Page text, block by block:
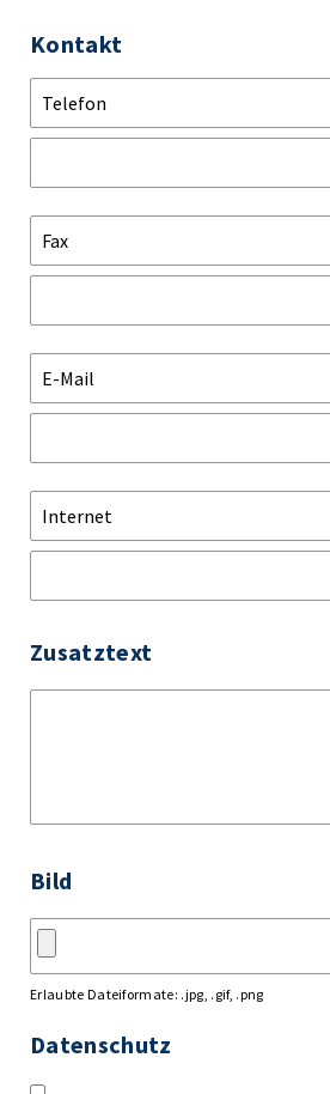
Kontakt
Zusatztext
Bild
Erlaubte Dateiformate: .jpg, .gif, .png
Datenschutz